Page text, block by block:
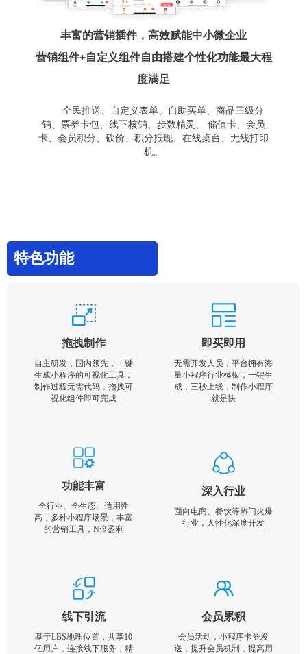
丰富的营销插件，高效赋能中小微企业
营销组件+自定义组件自由搭建个性化功能最大程
度满足
全民推送、自定义表单、自助买单、商品三级分
销、票券卡包、线下核销、步数精灵、 储值卡、会员
卡、会员积分、砍价、积分抵现、在线桌台、无线打印
机。
特色功能
拖拽制作
自主研发，国内领先，一键
生成小程序的可视化工具，
制作过程无需代码，拖拽可
视化组件即可完成
即买即用
无需开发人员，平台拥有海
量小程序行业模板，一键生
成，三秒上线，制作小程序
就是快
功能丰富
全行业、全生态、适用性
高，多种小程序场景，丰富
的营销工具，N倍盈利
深入行业
面向电商、餐饮等热门火爆
行业，人性化深度开发
线下引流
基于LBS地理位置，共享10
亿用户，连接线下服务，精
会员累积
会员活动，小程序卡券发
送，提升会员机制，提高用